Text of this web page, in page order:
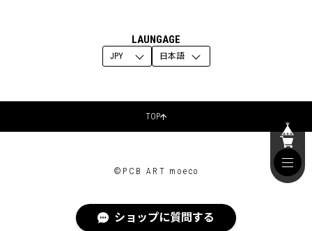
LAUNGAGE
TOP
©PCB ART moeco
ショップに質問する